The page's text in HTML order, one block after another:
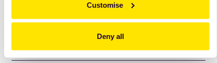
Customise
Deny all